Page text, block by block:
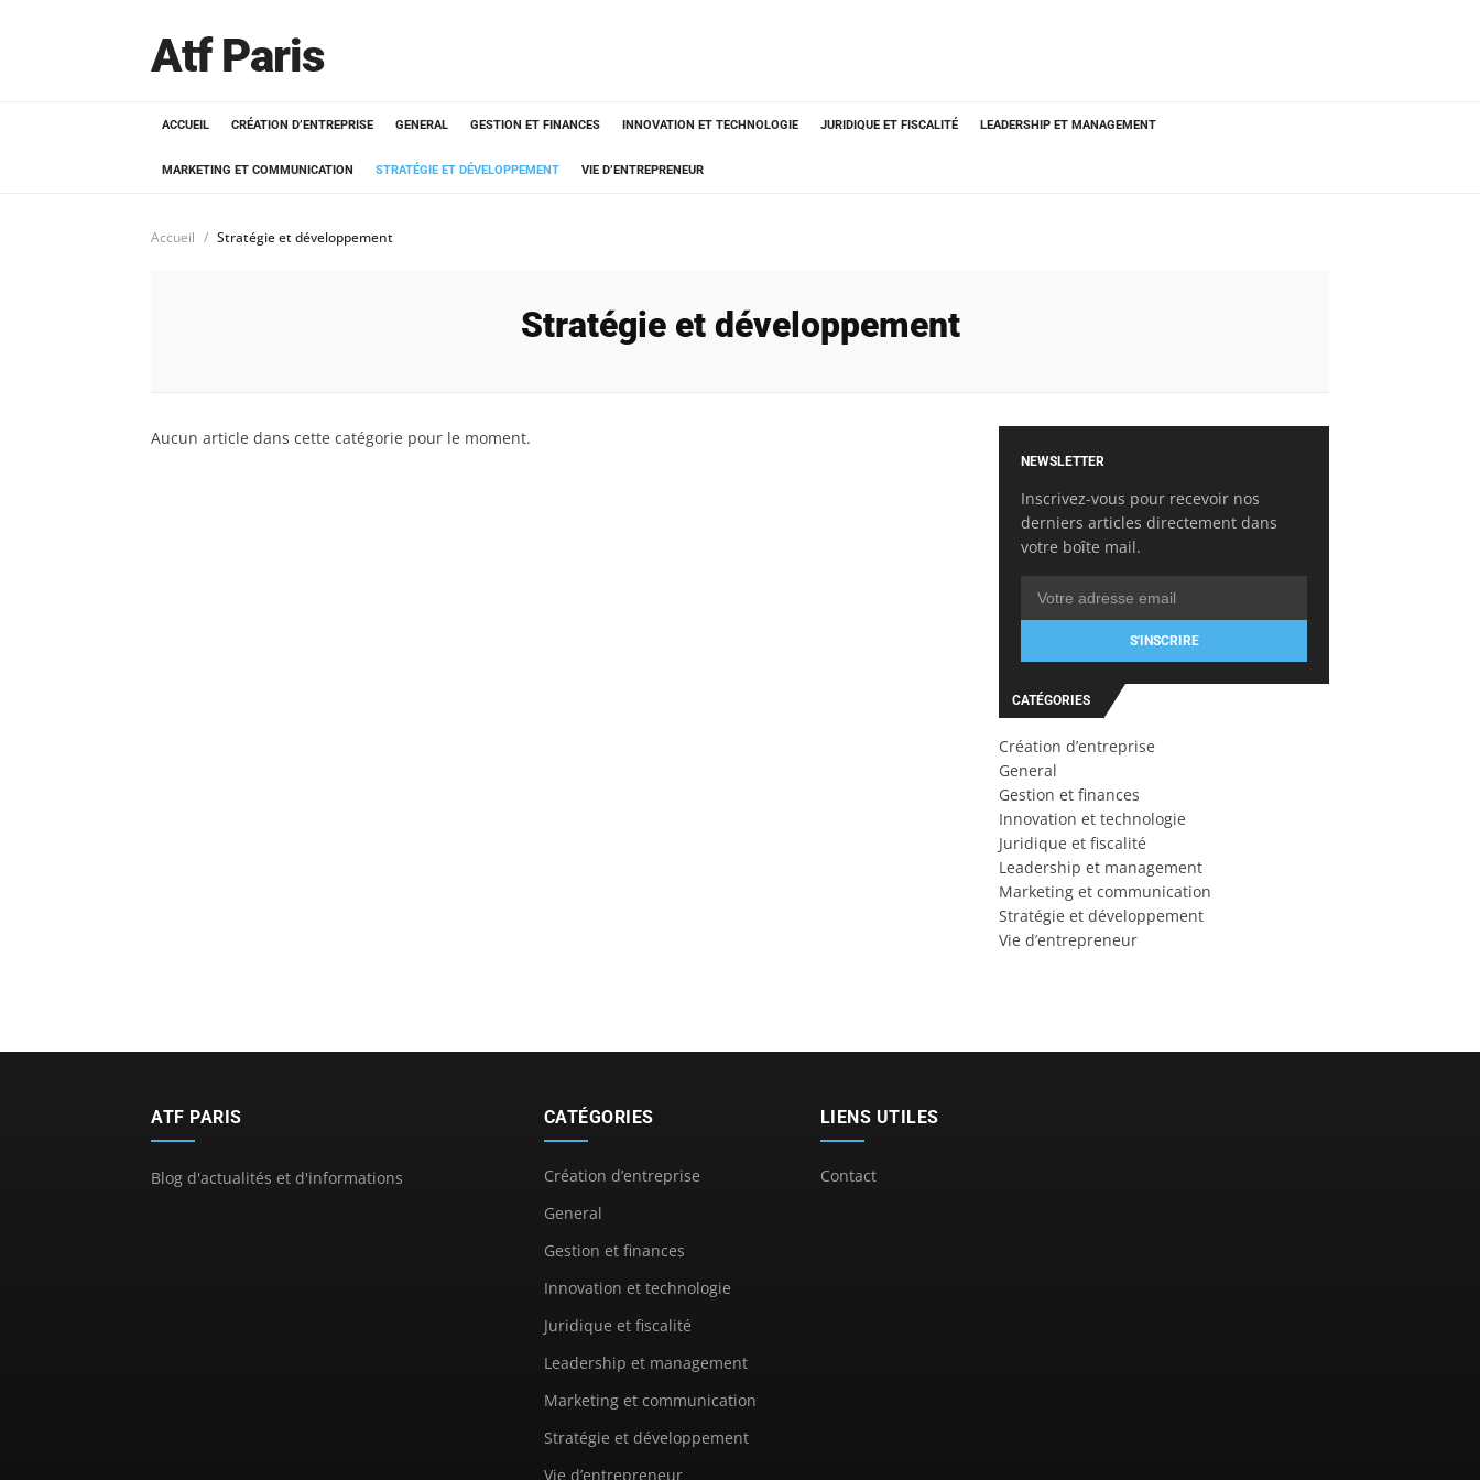
Atf Paris
ACCUEIL CRÉATION D’ENTREPRISE GENERAL GESTION ET FINANCES INNOVATION ET TECHNOLOGIE JURIDIQUE ET FISCALITÉ LEADERSHIP ET MANAGEMENT
MARKETING ET COMMUNICATION STRATÉGIE ET DÉVELOPPEMENT VIE D’ENTREPRENEUR
Accueil Stratégie et développement
Stratégie et développement
Aucun article dans cette catégorie pour le moment.
NEWSLETTER
Inscrivez-vous pour recevoir nos
derniers articles directement dans
votre boîte mail.
S'INSCRIRE
CATÉGORIES
Création d’entreprise
General
Gestion et finances
Innovation et technologie
Juridique et fiscalité
Leadership et management
Marketing et communication
Stratégie et développement
Vie d’entrepreneur
ATF PARIS
Blog d'actualités et d'informations
CATÉGORIES
Création d’entreprise
General
Gestion et finances
Innovation et technologie
Juridique et fiscalité
Leadership et management
Marketing et communication
Stratégie et développement
Vie d’entrepreneur
LIENS UTILES
Contact